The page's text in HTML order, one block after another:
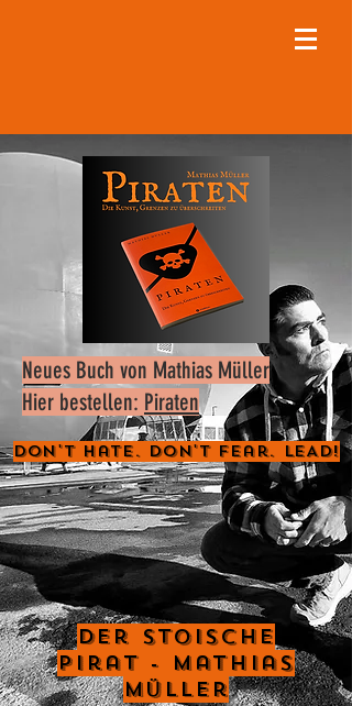
Neues Buch von Mathias Müller
Hier bestellen: Piraten
Don't Hate. Don't Fear. LEAD!
Der Stoische
Pirat - Mathias
Müller